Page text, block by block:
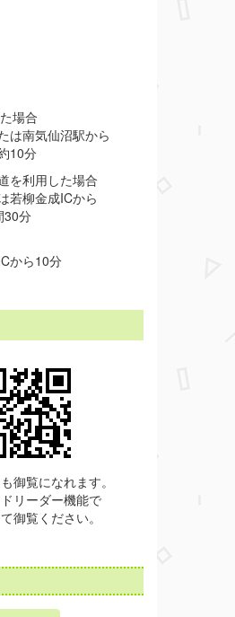
場合
は南気仙沼駅から
10分
を利用した場合
若柳金成ICから
分
から10分
御覧になれます。
リーダー機能で
御覧ください。